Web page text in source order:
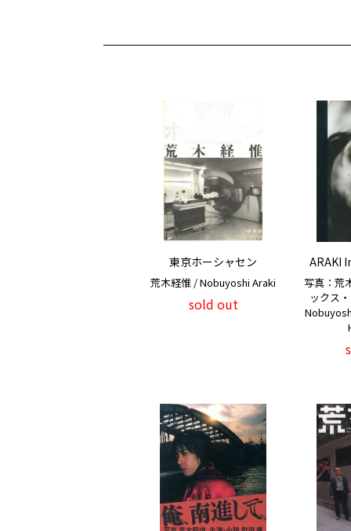
東京ホーシャセン
荒木経惟 / Nobuyoshi Araki
sold out
ARAKI
写真：荒
ックス